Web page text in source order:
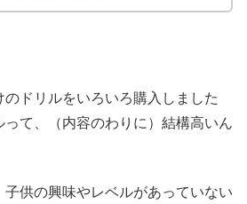
ドリルをいろいろ購入しました
て、（内容のわりに）結構高いん
子供の興味やレベルがあっていない